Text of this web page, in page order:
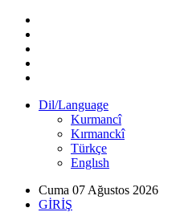
Dil/Language
Kurmancî
Kırmanckî
Türkçe
Englısh
Cuma 07 Ağustos 2026
GİRİŞ